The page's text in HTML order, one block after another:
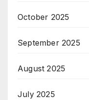
October 2025
September 2025
August 2025
July 2025